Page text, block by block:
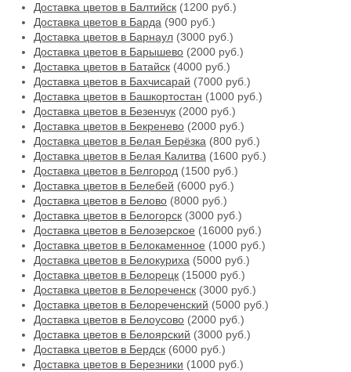
Доставка цветов в Балтийск (1200 руб.)
Доставка цветов в Барда (900 руб.)
Доставка цветов в Барнаул (3000 руб.)
Доставка цветов в Барышево (2000 руб.)
Доставка цветов в Батайск (4000 руб.)
Доставка цветов в Бахчисарай (7000 руб.)
Доставка цветов в Башкортостан (1000 руб.)
Доставка цветов в Безенчук (2000 руб.)
Доставка цветов в Бекренево (2000 руб.)
Доставка цветов в Белая Берёзка (800 руб.)
Доставка цветов в Белая Калитва (1600 руб.)
Доставка цветов в Белгород (1500 руб.)
Доставка цветов в Белебей (6000 руб.)
Доставка цветов в Белово (8000 руб.)
Доставка цветов в Белогорск (3000 руб.)
Доставка цветов в Белозерское (16000 руб.)
Доставка цветов в Белокаменное (1000 руб.)
Доставка цветов в Белокуриха (5000 руб.)
Доставка цветов в Белорецк (15000 руб.)
Доставка цветов в Белореченск (3000 руб.)
Доставка цветов в Белореченский (5000 руб.)
Доставка цветов в Белоусово (2000 руб.)
Доставка цветов в Белоярский (3000 руб.)
Доставка цветов в Бердск (6000 руб.)
Доставка цветов в Березники (1000 руб.)